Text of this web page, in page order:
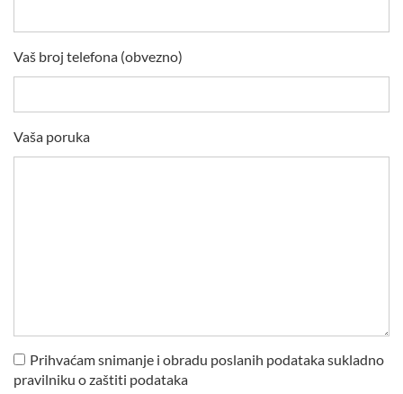
Vaš broj telefona (obvezno)
Vaša poruka
Prihvaćam snimanje i obradu poslanih podataka sukladno
pravilniku o zaštiti podataka